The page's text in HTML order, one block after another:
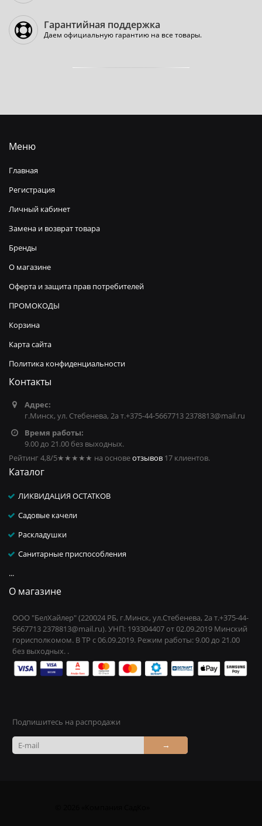
Гарантийная поддержка
Даем официальную гарантию на все товары.
Меню
Главная
Регистрация
Личный кабинет
Замена и возврат товара
Бренды
О магазине
Оферта и защита прав потребителей
ПРОМОКОДЫ
Корзина
Карта сайта
Политика конфиденциальности
Контакты
Адрес:
г.Минск, ул. Стебенева, 2а т.+375-44-5667713 2378813@mail.ru
Время работы:
9.00 до 21.00 без выходных.
Рейтинг 4,8/5★★★★★ на основеотзывов 17 клиентов.
Каталог
ЛИКВИДАЦИЯ ОСТАТКОВ
Садовые качели
Раскладушки
Санитарные приспособления
...
О магазине
ООО "БелХайлер" (220024 РБ, г.Минск, ул.Стебенева, 2а т.+375-44-
5667713 2378813@mail.ru). УНП: 193304407 от 02.09.2019 Минский
горисполкомом. В ТР с 06.09.2019. Режим работы: 9.00 до 21.00
без выходных. .
Подпишитесь на распродажи
→